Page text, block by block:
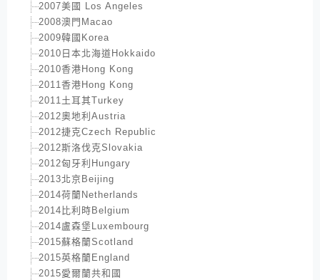
2007美國 Los Angeles
2008澳門Macao
2009韓國Korea
2010日本北海道Hokkaido
2010香港Hong Kong
2011香港Hong Kong
2011土耳其Turkey
2012奧地利Austria
2012捷克Czech Republic
2012斯洛伐克Slovakia
2012匈牙利Hungary
2013北京Beijing
2014荷蘭Netherlands
2014比利時Belgium
2014盧森堡Luxembourg
2015蘇格蘭Scotland
2015英格蘭England
2015愛爾蘭共和國